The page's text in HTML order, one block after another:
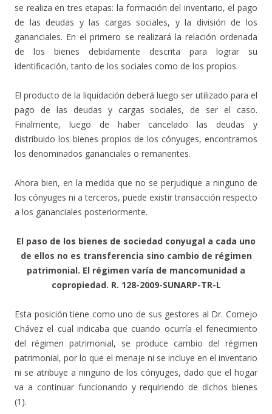
se realiza en tres etapas: la formación del inventario, el pago
de las deudas y las cargas sociales, y la división de los
gananciales. En el primero se realizará la relación ordenada
de los bienes debidamente descrita para lograr su
identificación, tanto de los sociales como de los propios.
El producto de la liquidación deberá luego ser utilizado para el
pago de las deudas y cargas sociales, de ser el caso.
Finalmente, luego de haber cancelado las deudas y
distribuido los bienes propios de los cónyuges, encontramos
los denominados gananciales o remanentes.
Ahora bien, en la medida que no se perjudique a ninguno de
los cónyuges ni a terceros, puede existir transacción respecto
a los gananciales posteriormente.
El paso de los bienes de sociedad conyugal a cada uno
de ellos no es transferencia sino cambio de régimen
patrimonial. El régimen varía de mancomunidad a
copropiedad. R. 128-2009-SUNARP-TR-L
Esta posición tiene como uno de sus gestores al Dr. Cornejo
Chávez el cual indicaba que cuando ocurría el fenecimiento
del régimen patrimonial, se produce cambio del régimen
patrimonial, por lo que el menaje ni se incluye en el inventario
ni se atribuye a ninguno de los cónyuges, dado que el hogar
va a continuar funcionando y requiriendo de dichos bienes
(1).